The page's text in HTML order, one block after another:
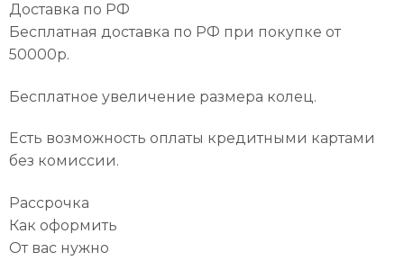
Доставка по РФ
Бесплатная доставка по РФ при покупке от
50000р.
Бесплатное увеличение размера колец.
Есть возможность оплаты кредитными картами
без комиссии.
Рассрочка
Как оформить
От вас нужно